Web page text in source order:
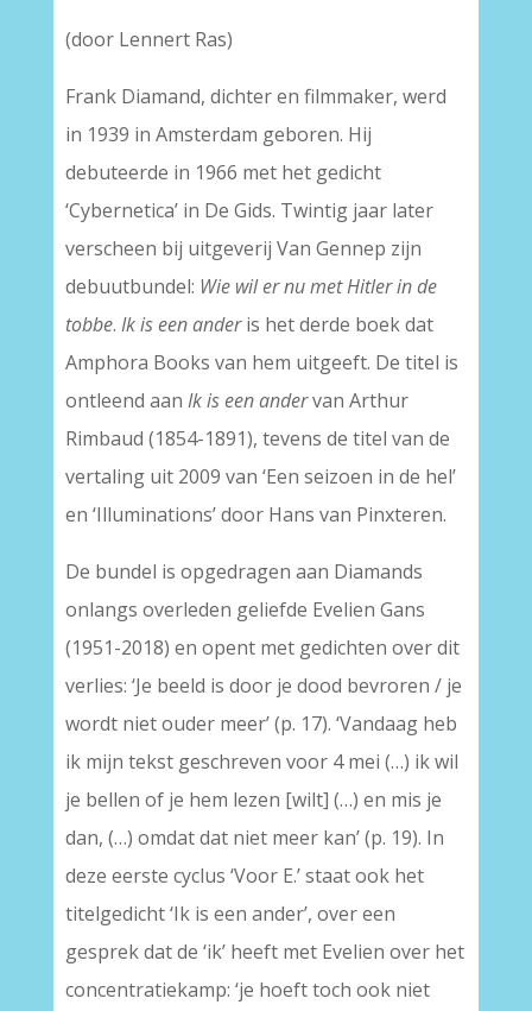
(door Lennert Ras)
Frank Diamand, dichter en filmmaker, werd
in 1939 in Amsterdam geboren. Hij
debuteerde in 1966 met het gedicht
‘Cybernetica’ in De Gids. Twintig jaar later
verscheen bij uitgeverij Van Gennep zijn
debuutbundel: Wie wil er nu met Hitler in de
tobbe. Ik is een anderis het derde boek dat
Amphora Books van hem uitgeeft. De titel is
ontleend aan Ik is een andervan Arthur
Rimbaud (1854-1891), tevens de titel van de
vertaling uit 2009 van ‘Een seizoen in de hel’
en ‘Illuminations’ door Hans van Pinxteren.
De bundel is opgedragen aan Diamands
onlangs overleden geliefde Evelien Gans
(1951-2018) en opent met gedichten over dit
verlies: ‘Je beeld is door je dood bevroren / je
wordt niet ouder meer’ (p. 17). ‘Vandaag heb
ik mijn tekst geschreven voor 4 mei (…) ik wil
je bellen of je hem lezen [wilt] (…) en mis je
dan, (…) omdat dat niet meer kan’ (p. 19). In
deze eerste cyclus ‘Voor E.’ staat ook het
titelgedicht ‘Ik is een ander’, over een
gesprek dat de ‘ik’ heeft met Evelien over het
concentratiekamp: ‘je hoeft toch ook niet